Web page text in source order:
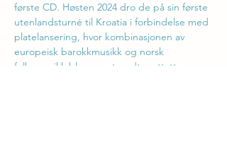
første CD. Høsten 2024 dro de på sin første
utenlandsturné til Kroatia i forbindelse med
platelansering, hvor kombinasjonen av
europeisk barokkmusikk og norsk
folkemusikk ble meget godt mottatt.